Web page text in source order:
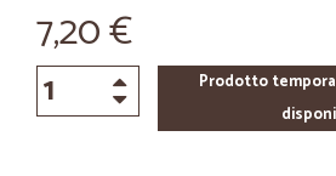
7,20 €
Prodotto